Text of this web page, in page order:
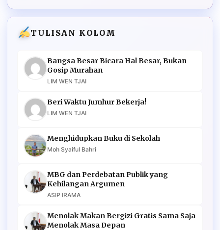
TULISAN KOLOM
Bangsa Besar Bicara Hal Besar, Bukan
Gosip Murahan
LIM WEN TJAI
Beri Waktu Jumhur Bekerja!
LIM WEN TJAI
Menghidupkan Buku di Sekolah
Moh Syaiful Bahri
MBG dan Perdebatan Publik yang
Kehilangan Argumen
ASIP IRAMA
Menolak Makan Bergizi Gratis Sama Saja
Menolak Masa Depan